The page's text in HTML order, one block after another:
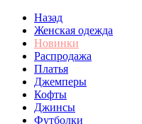
Назад
Женская одежда
Новинки
Распродажа
Платья
Джемперы
Кофты
Джинсы
Футболки